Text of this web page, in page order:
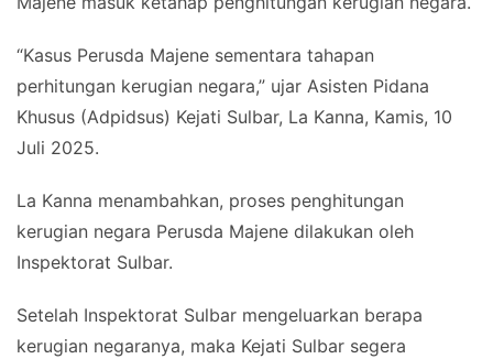
“Kasus Perusda Majene sementara tahapan
perhitungan kerugian negara,” ujar Asisten Pidana
Khusus (Adpidsus) Kejati Sulbar, La Kanna, Kamis, 10
Juli 2025.
La Kanna menambahkan, proses penghitungan
kerugian negara Perusda Majene dilakukan oleh
Inspektorat Sulbar.
Setelah Inspektorat Sulbar mengeluarkan berapa
kerugian negaranya, maka Kejati Sulbar segera